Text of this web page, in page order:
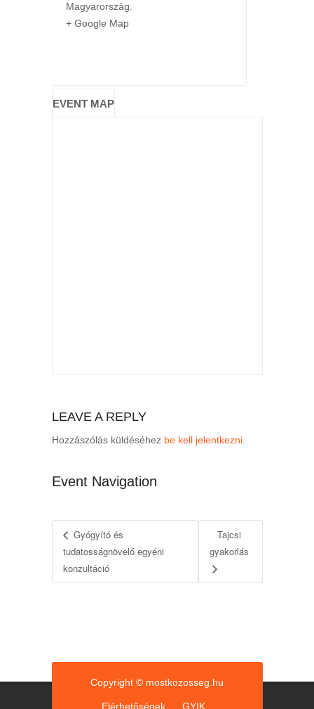
Magyarország.
+ Google Map
EVENT MAP
LEAVE A REPLY
Hozzászólás küldéséhez be kell jelentkezni.
Event Navigation
Gyógyító és
tudatosságnövelő egyéni
konzultáció
Tajcsi
gyakorlás
Copyright © mostkozosseg.hu
Elérhetőségek GYIK